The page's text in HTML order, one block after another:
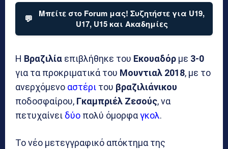
💬
Μπείτε στο Forum μας! Συζητήστε για U19,
U17, U15 και Ακαδημίες
Η Βραζιλία επιβλήθηκε του Εκουαδόρ με 3-0
για τα προκριματικά του Μουντιαλ 2018, με το
ανερχόμενο αστέρι του βραζιλιάνικου
ποδοσφαίρου, Γκαμπριέλ Ζεσούς, να
πετυχαίνει δύο πολύ όμορφαγκολ.
Το νέο μετεγγραφικό απόκτημα της